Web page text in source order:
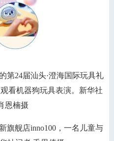
第24届汕头·澄海国际玩具礼
看机器狗玩具表演。新华社
恩楠摄
舰店inno100，一名儿童与